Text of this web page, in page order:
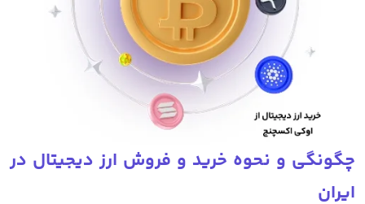
تفاوت صرافی ایرانی و خارجی
صرافی های خارجی ارز دیجیتال مانند بایننس، کوین بیس، بای بیت و سایر
صرافی های خارجی امکانات جالبی دارند اما مهمترین دلیلی که باعث شده
تا صرافی های ایرانی انتخاب هوشمندانه تری برای معامله ارز دیجیتال در
چگونگی و نحوه خرید و فروش ارز دیجیتال در
ایران